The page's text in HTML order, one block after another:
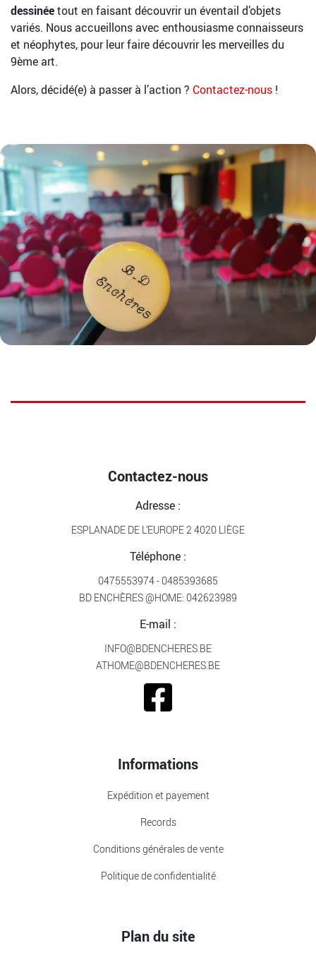
dessinéetout en faisant découvrir un éventail d’objets
variés. Nous accueillons avec enthousiasme connaisseurs
et néophytes, pour leur faire découvrir les merveilles du
9ème art.
Alors, décidé(e) à passer à l’action ? Contactez-nous !
Contactez-nous
Adresse :
ESPLANADE DE L’EUROPE 2 4020 LIÈGE
Téléphone :
0475553974- 0485393685
BD ENCHÈRES @HOME: 042623989
E-mail :
INFO@BDENCHERES.BE
ATHOME@BDENCHERES.BE
Informations
Expédition et payement
Records
Conditions générales de vente
Politique de confidentialité
Plan du site